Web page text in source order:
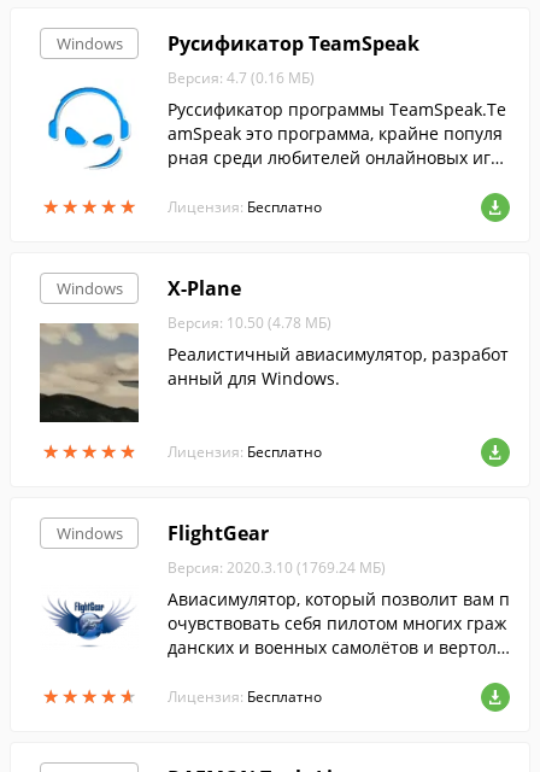
Windows
★★★★★
★★★★★
Русификатор TeamSpeak
Версия: 4.7 (0.16 МБ)
Руссификатор программы TeamSpeak.Te
amSpeak это программа, крайне популя
рная среди любителей онлайновых игр
Лицензия: Бесплатно
Windows
★★★★★
★★★★★
X-Plane
Версия: 10.50 (4.78 МБ)
Реалистичный авиасимулятор, разработ
анный для Windows.
Лицензия: Бесплатно
Windows
★★★★★
★★★★★
FlightGear
Версия: 2020.3.10 (1769.24 МБ)
Авиасимулятор, который позволит вам п
очувствовать себя пилотом многих граж
данских и военных самолётов и вертолё
порты большинства городов мира.
Лицензия: Бесплатно